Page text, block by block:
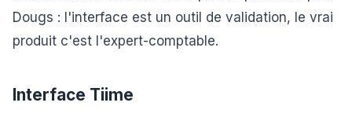
Dougs : l'interface est un outil de validation, le vrai
produit c'est l'expert-comptable.
Interface Tiime